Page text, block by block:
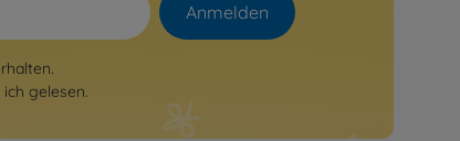
Anmelden
ich gelesen.